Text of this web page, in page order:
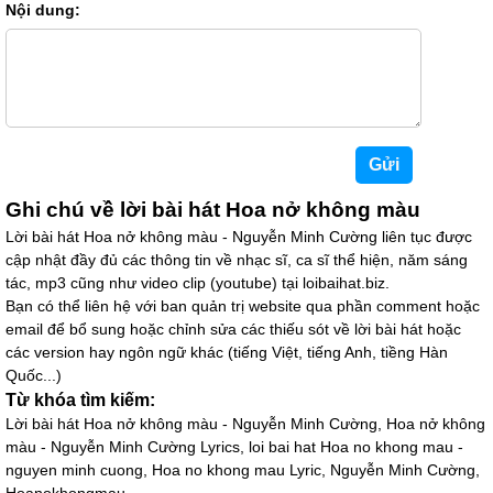
wwwwwwwww 22/04/21 16:39
Hay
linh 19/04/21 12:07
hay
Ánh phương 07/04/21 14:11
:33 Hát hay lắm luôn
lộc lá 31/03/21 14:07
phương đồng hát dở quá
Nội dung:
Ghi chú về lời bài hát Hoa nở không màu
Lời bài hát Hoa nở không màu - Nguyễn Minh Cường liên tục được
cập nhật đầy đủ các thông tin về nhạc sĩ, ca sĩ thể hiện, năm sáng
tác, mp3 cũng như video clip (youtube) tại loibaihat.biz.
Bạn có thể liên hệ với ban quản trị website qua phần comment hoặc
email để bổ sung hoặc chỉnh sửa các thiếu sót về lời bài hát hoặc
các version hay ngôn ngữ khác (tiếng Việt, tiếng Anh, tiềng Hàn
Quốc...)
Từ khóa tìm kiếm:
Lời bài hát Hoa nở không màu - Nguyễn Minh Cường, Hoa nở không
màu - Nguyễn Minh Cường Lyrics, loi bai hat Hoa no khong mau -
nguyen minh cuong, Hoa no khong mau Lyric, Nguyễn Minh Cường,